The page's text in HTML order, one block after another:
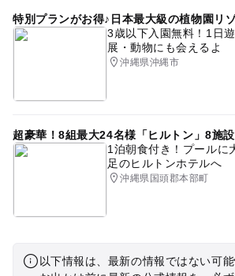
特別プランがお得♪日本最大級の植物園リ
3歳以下入園無料！1日
展・動物にも会えるよ
沖縄県沖縄市
超豪華！8組最大24名様「ヒルトン」8施
1泊朝食付き！プールに
足のヒルトンホテルへ
沖縄県国頭郡本部町
以下情報は、最新の情報ではない可能